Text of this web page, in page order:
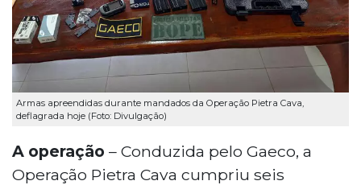
Armas apreendidas durante mandados da Operação Pietra Cava,
deflagrada hoje (Foto: Divulgação)
A operação – Conduzida pelo Gaeco, a
Operação Pietra Cava cumpriu seis